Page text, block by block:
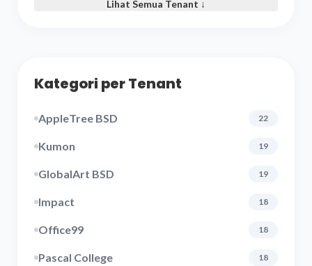
Lihat Semua Tenant ↓
Kategori per Tenant
AppleTree BSD 22
Kumon 19
GlobalArt BSD 19
Impact 18
Office99 18
Pascal College 18